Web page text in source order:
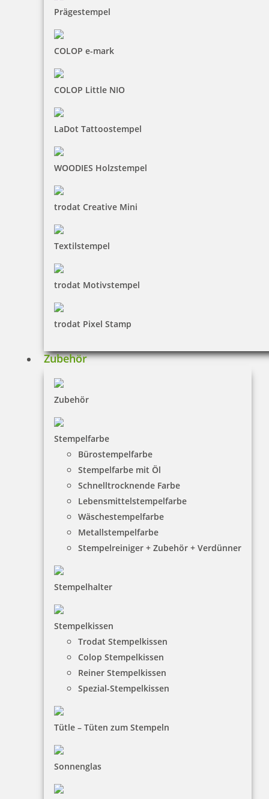
Prägestempel
COLOP e-mark
COLOP Little NIO
LaDot Tattoostempel
WOODIES Holzstempel
trodat Creative Mini
Textilstempel
trodat Motivstempel
trodat Pixel Stamp
Zubehör
Zubehör
Stempelfarbe
Bürostempelfarbe
Stempelfarbe mit Öl
Schnelltrocknende Farbe
Lebensmittelstempelfarbe
Wäschestempelfarbe
Metallstempelfarbe
Stempelreiniger + Zubehör + Verdünner
Stempelhalter
Stempelkissen
Trodat Stempelkissen
Colop Stempelkissen
Reiner Stempelkissen
Spezial-Stempelkissen
Tütle – Tüten zum Stempeln
Sonnenglas
HINWEISE
Versandinformationen
Zahlungsbedingungen
Bestellhinweise
INFORMATIONEN
Impressum